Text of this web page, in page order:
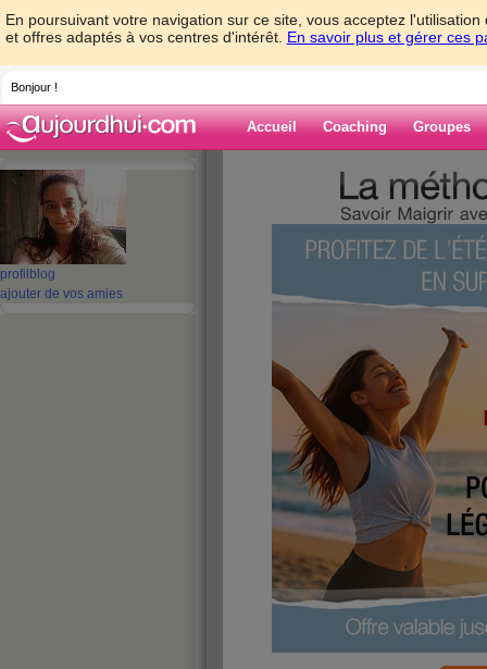
En poursuivant votre navigation sur ce site, vous acceptez
et offres adaptés à vos centres d'intérêt. En savoir plus et gérer ces
Bonjour !
Accueil Coaching Groupes
profil blog
ajouter de vos amies
>
Blog de
3 4
Une nouvelle
publié le 01/01/2010 à 08:42